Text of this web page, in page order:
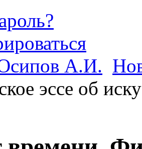
А.И.
эссе об